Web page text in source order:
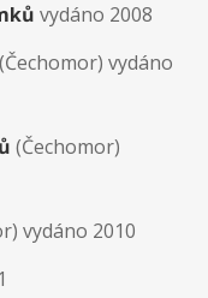
vydáno 2008
(Čechomor) vydáno
(Čechomor)
vydáno 2010